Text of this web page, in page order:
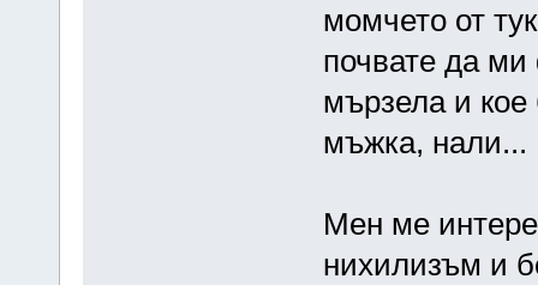
момчето от
почвате да ми
мързела и
мъжка, нали...
Мен ме
нихилизъм и